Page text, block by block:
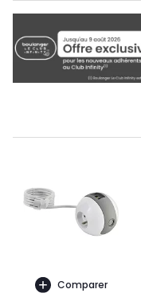
Comparer